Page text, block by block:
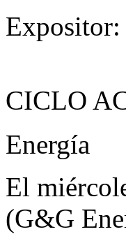
Expositor:
CICLO
Energía
El
(G&G